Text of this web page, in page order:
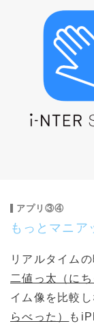
アプリ③④
もっとマニア
リアルタイム
二値っ太（にち
イム像を比較
らべった）
も